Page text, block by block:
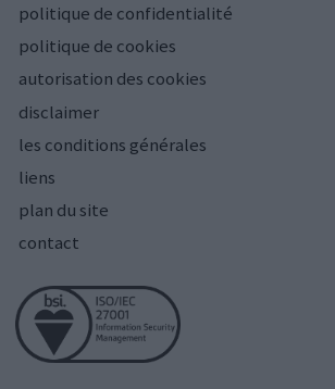
politique de confidentialité
politique de cookies
autorisation des cookies
disclaimer
les conditions générales
liens
plan du site
contact